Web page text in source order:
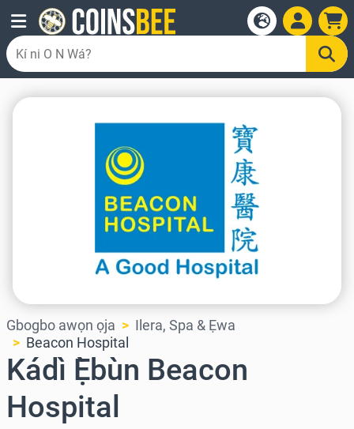
Gbogbo awọn ọja
Ilera, Spa & Ẹwa
Beacon Hospital
Kádì Ẹ̀bùn Beacon
Hospital